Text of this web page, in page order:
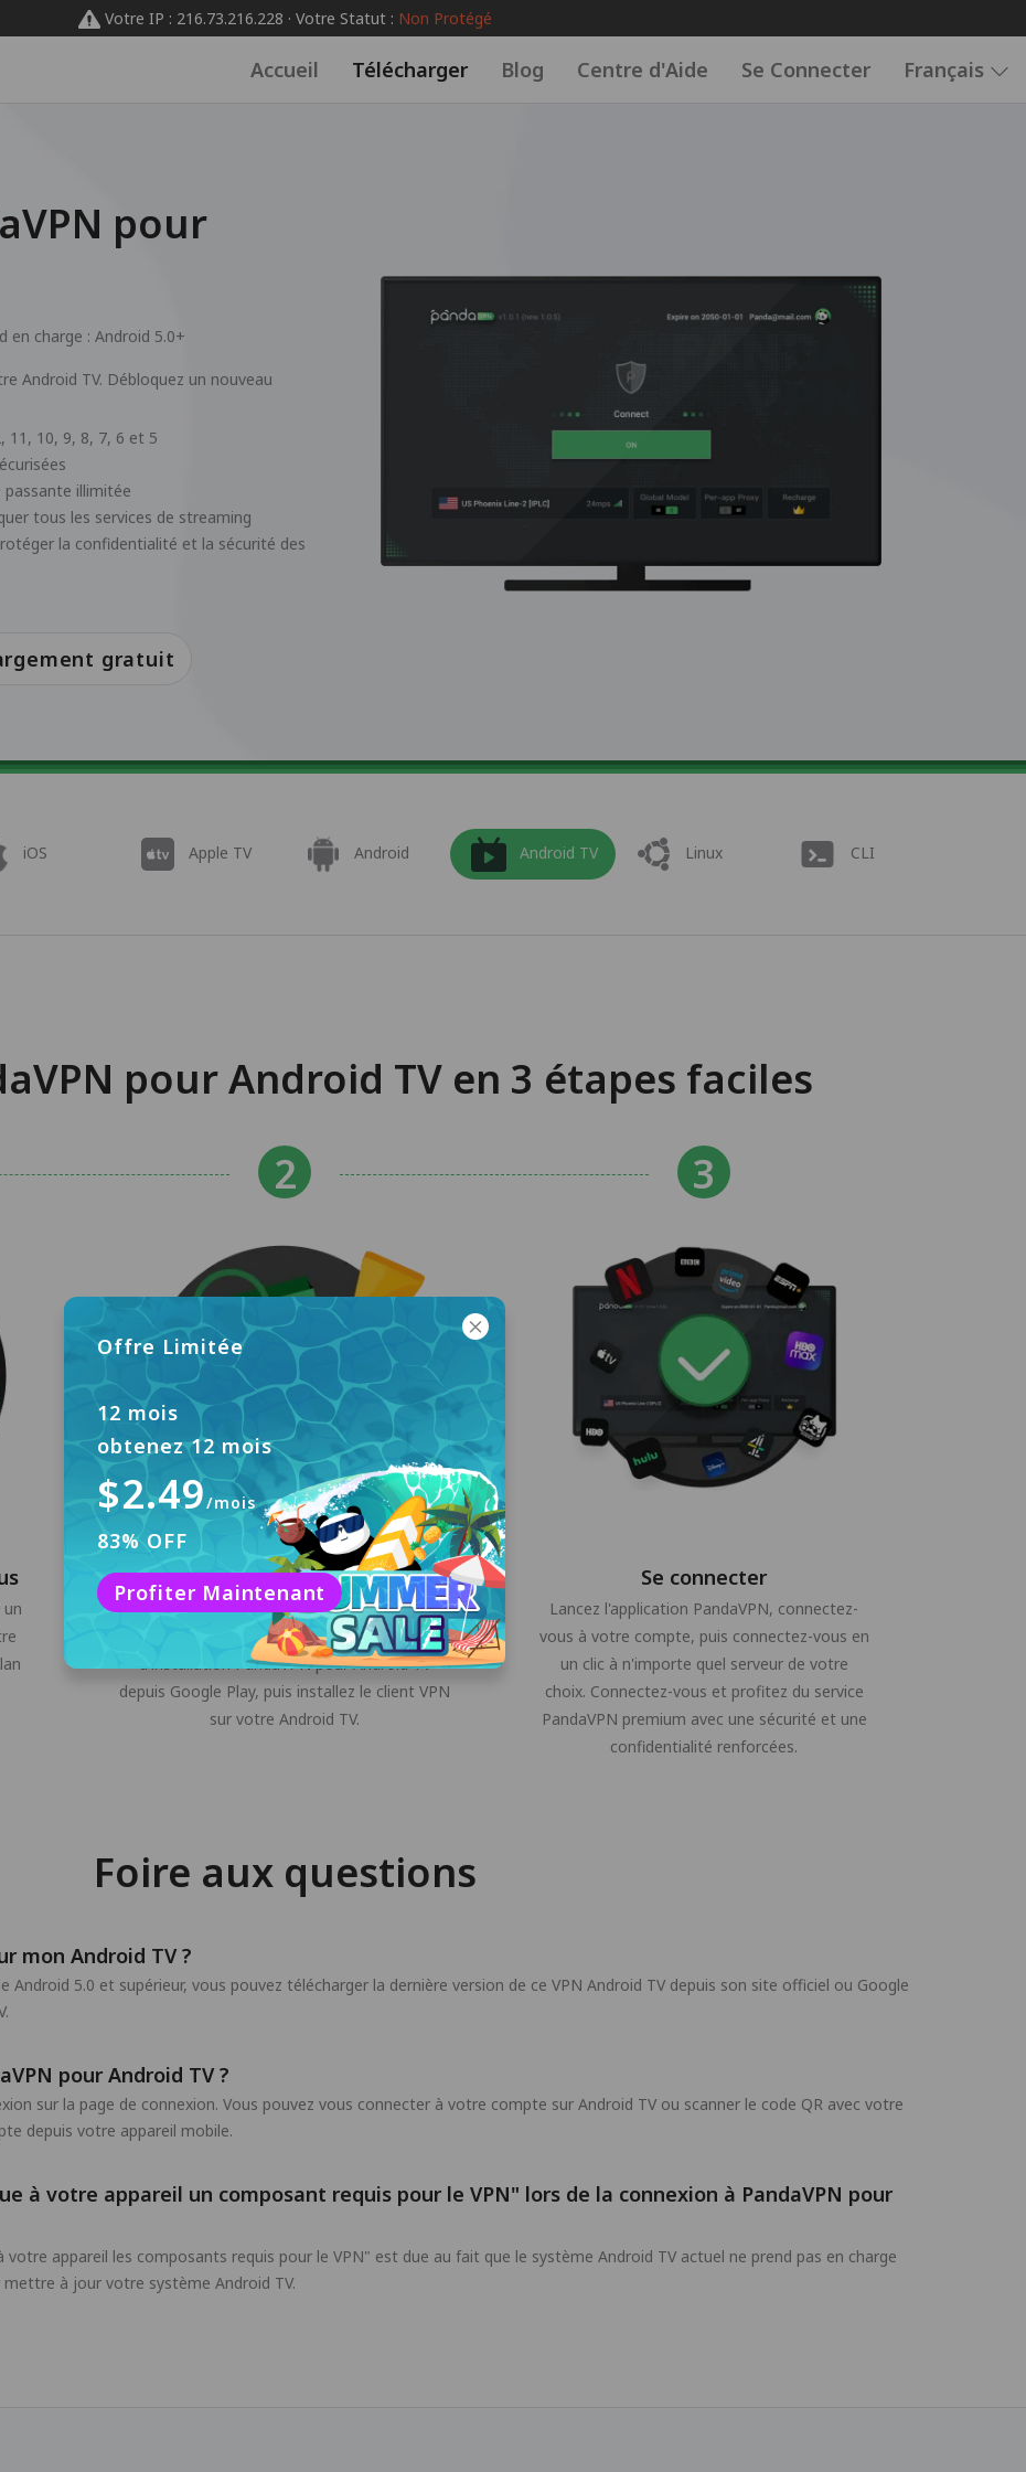
Votre IP : 216.73.216.228 · Votre Statut : Non Protégé
Accueil Télécharger Blog Centre d'Aide Se Connecter Français
pour
en charge : Android 5.0+
Android TV. Débloquez un nouveau
11, 10, 9, 8, 7, 6 et 5
passante illimitée
tous les services de streaming
la confidentialité et la sécurité des
gratuit
iOS Apple TV Android Android TV Linux CLI
pour Android TV en 3 étapes faciles
Télécharger et installer
Cliquez sur le bouton "Téléchargement
gratuit" ou téléchargez le programme
d'installation PandaVPN pour Android TV
depuis Google Play, puis installez le client VPN
sur votre Android TV.
Se connecter
Lancez l'application PandaVPN, connectez-
vous à votre compte, puis connectez-vous en
un clic à n'importe quel serveur de votre
choix. Connectez-vous et profitez du service
PandaVPN premium avec une sécurité et une
confidentialité renforcées.
Foire aux questions
mon Android TV ?
Android 5.0 et supérieur, vous pouvez télécharger la dernière version de ce VPN Android TV depuis son site officiel ou Google
pour Android TV ?
sur la page de connexion. Vous pouvez vous connecter à votre compte sur Android TV ou scanner le code QR avec votre
depuis votre appareil mobile.
à votre appareil un composant requis pour le VPN" lors de la connexion à PandaVPN pour
votre appareil les composants requis pour le VPN" est due au fait que le système Android TV actuel ne prend pas en charge
à jour votre système Android TV.
Offre Limitée
12 mois
obtenez 12 mois
$2.49/mois
83% OFF
Profiter Maintenant